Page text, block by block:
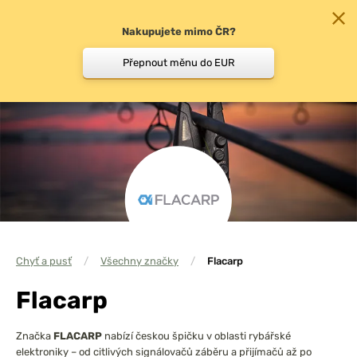
Chyť a pusť / Všechny značky / Flacarp
Flacarp
Značka FLACARP nabízí českou špičku v oblasti rybářské
elektroniky – od citlivých signálovačů záběru a přijímačů až po
Nakupujete mimo ČR?
Přepnout měnu do EUR